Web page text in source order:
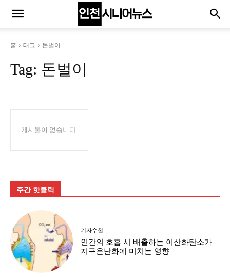
홈 태그 돈벌이
Tag: 돈벌이
게시물이 없습니다.
주간 핫클릭
기자수첩
인간의 호흡 시 배출하는 이산화탄소가
지구온난화에 미치는 영향